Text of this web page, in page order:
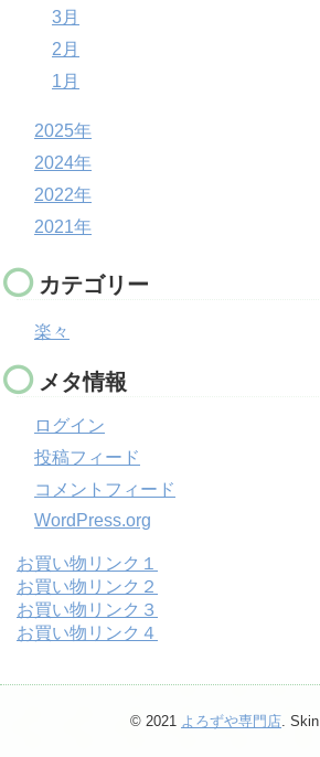
3月
2月
1月
2025年
2024年
2022年
2021年
カテゴリー
楽々
メタ情報
ログイン
投稿フィード
コメントフィード
WordPress.org
お買い物リンク１
お買い物リンク２
お買い物リンク３
お買い物リンク４
© 2021 よろずや専門店. Skin